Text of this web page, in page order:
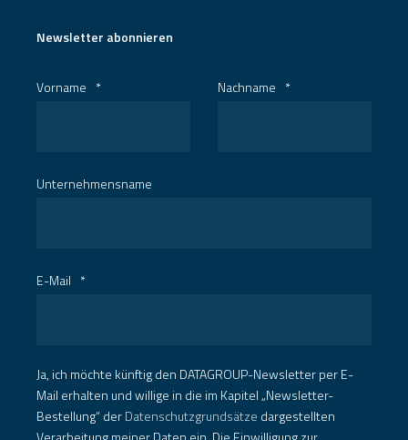
Newsletter abonnieren
Vorname * Nachname *
Unternehmensname
E-Mail *
Ja, ich möchte künftig den DATAGROUP-Newsletter per E-
Mail erhalten und willige in die im Kapitel „Newsletter-
Bestellung“ derDatenschutzgrundsätze dargestellten